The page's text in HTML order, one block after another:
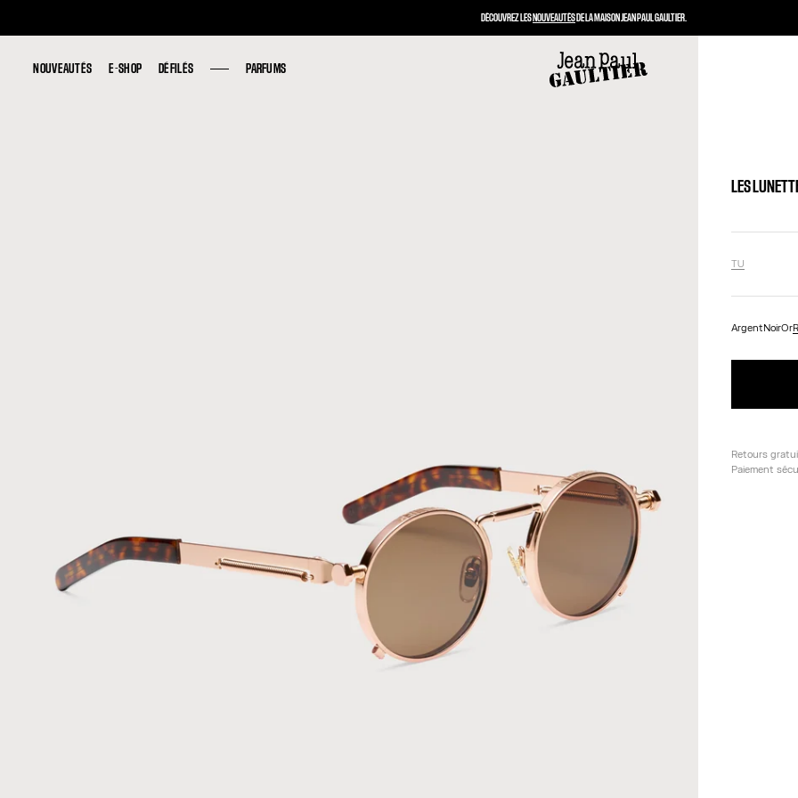
NOUVEAUTÉS E-SHOP DÉFILÉS PARFUMS
NOUVEAUTÉS E-SHOP DÉFILÉS PARFUMS
LES
TU
ArgentNoirOr
Retours
Paiement
DÉCOUVREZ LESNOUVEAUTÉSDE LA MAISON JEAN PAUL GAULTIER.